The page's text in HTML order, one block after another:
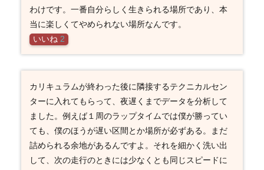
わけです。一番自分らしく生きられる場所であり、本
当に楽しくてやめられない場所なんです。
いいね 2
カリキュラムが終わった後に隣接するテクニカルセン
ターに入れてもらって、夜遅くまでデータを分析して
ました。例えば１周のラップタイムでは僕が勝ってい
ても、僕のほうが遅い区間とか場所が必ずある。まだ
詰められる余地があるんですよ。それを細かく洗い出
して、次の走行のときには少なくとも同じスピードに